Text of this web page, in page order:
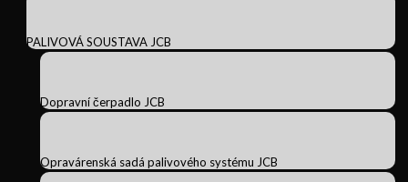
PALIVOVÁ SOUSTAVA JCB
Dopravní čerpadlo JCB
Opravárenská sadá palivového systému JCB